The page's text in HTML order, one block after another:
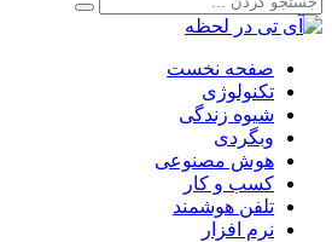
صفحه نخست
تکنولوژی
شیوه زندگی
وبگردی
هوش مصنوعی
کسب و کار
تلفن هوشمند
نرم افزار